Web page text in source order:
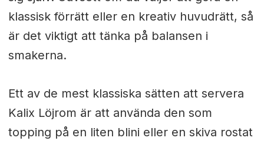
klassisk förrätt eller en kreativ huvudrätt, så
är det viktigt att tänka på balansen i
smakerna.
Ett av de mest klassiska sätten att servera
Kalix Löjrom är att använda den som
topping på en liten blini eller en skiva rostat